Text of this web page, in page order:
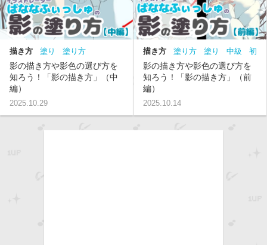
描き方 塗り 塗り方
影の描き方や影色の選び方を
知ろう！「影の描き方」（中
編）
2025.10.29
描き方 塗り方 塗り 中級
初
級
影の描き方や影色の選び方を
知ろう！「影の描き方」（前
編）
2025.10.14